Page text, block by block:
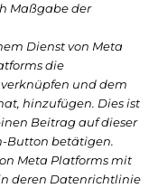
Maßgabe der
Dienst von Meta
die
und dem
hinzufügen. Dies ist
Beitrag auf dieser
Button betätigen.
Meta Platforms mit
deren Datenrichtlinie